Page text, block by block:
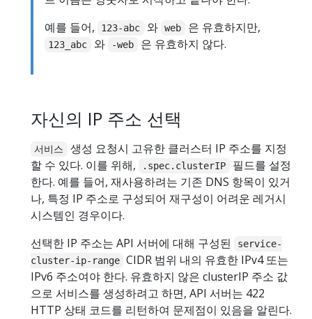
예를 들어,
123-abc 와 web 은 유효하지만,
123_abc 와 -web 은 유효하지 않다.
자신의 IP 주소 선택
서비스
생성 요청시 고유한 클러스터 IP 주소를 지정
할 수 있다. 이를 위해,
.spec.clusterIP
필드를 설정
한다. 예를 들어, 재사용하려는 기존 DNS 항목이 있거
나, 특정 IP 주소로 구성되어 재구성이 어려운 레거시
시스템인 경우이다.
선택한 IP 주소는 API 서버에 대해 구성된
service-
cluster-ip-range CIDR 범위 내의 유효한 IPv4 또는
IPv6 주소여야 한다. 유효하지 않은 clusterIP 주소 값
으로 서비스를 생성하려고 하면, API 서버는 422
HTTP 상태 코드를 리턴하여 문제점이 있음을 알린다.